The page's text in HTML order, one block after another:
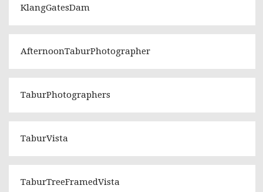
KlangGatesDam
AfternoonTaburPhotographer
TaburPhotographers
TaburVista
TaburTreeFramedVista